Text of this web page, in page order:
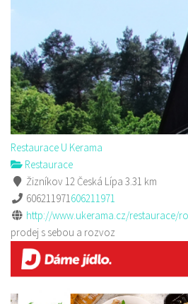
Restaurace U Kerama
Restaurace
Žizníkov 12 Česká Lípa 3.31 km
606211971606211971
http://www.ukerama.cz/restaurace/
prodej s sebou a rozvoz